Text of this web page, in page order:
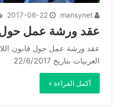
2017-06-22
عقد ورشة عمل حول
عقد ورشة عمل حول قانون
العربيات بتاريخ 22/6/2017
أكمل القراءة »